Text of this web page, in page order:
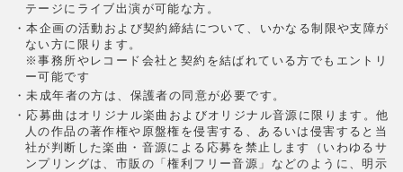
テージにライブ出演が可能な方。
・本企画の活動および契約締結について、いかなる制限や支障が
ない方に限ります。
※事務所やレコード会社と契約を結ばれている方でもエントリ
ー可能です
・未成年者の方は、保護者の同意が必要です。
・応募曲はオリジナル楽曲およびオリジナル音源に限ります。他
人の作品の著作権や原盤権を侵害する、あるいは侵害すると当
社が判断した楽曲・音源による応募を禁止します（いわゆるサ
ンプリングは、市販の「権利フリー音源」などのように、明示